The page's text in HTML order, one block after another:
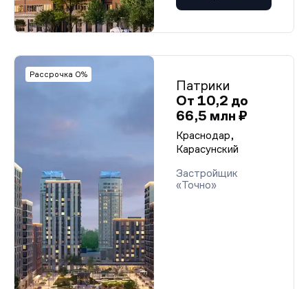
Рассрочка 0%
Патрики
От 10,2 до
66,5 млн ₽
Краснодар,
Карасунский
Застройщик
«Точно»